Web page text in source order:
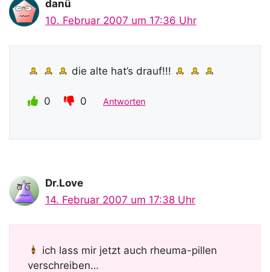
danü
10. Februar 2007 um 17:36 Uhr
die alte hat’s drauf!!!
0 0 Antworten
Dr.Love
14. Februar 2007 um 17:38 Uhr
ich lass mir jetzt auch rheuma-pillen
verschreiben…